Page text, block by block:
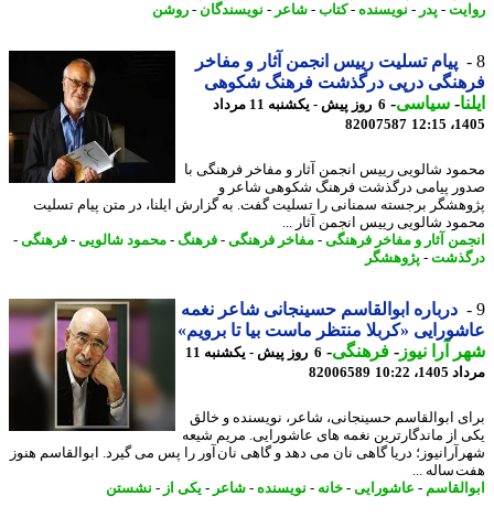
-پدر -نویسنده-کتاب-شاعر-نویسندگان-روشن
پیام تسلیت رییس انجمن آثار و مفاخر
درپی درگذشت فرهنگ شکوهی
-سیاسی-
6 روز پیش - یکشنبه 11 مرداد
82007587
شالویی رییس انجمن آثار و مفاخر فرهنگی با
پیامی درگذشت فرهنگ شکوهی شاعر و
برجسته سمنانی را تسلیت گفت. به گزارش ایلنا، در متن پیام تسلیت
شالویی رییس انجمن آثار ...
آثار و مفاخر فرهنگی-مفاخر فرهنگی-فرهنگ -محمود شالویی-فرهنگی-
-پژوهشگر
درباره ابوالقاسم حسینجانی شاعر نغمه
«کربلا منتظر ماست بیا تا برویم»
آرا نیوز-فرهنگی-
6 روز پیش - یکشنبه 11
10:22
82006589
ابوالقاسم حسینجانی، شاعر، نویسنده و خالق
از ماندگارترین نغمه های عاشورایی. مریم شیعه
دریا گاهی نان می دهد و گاهی نان آور را پس می گیرد. ابوالقاسم هنوز
ساله ...
-عاشورایی- خانه -نویسنده-شاعر-یکی از-نشستن